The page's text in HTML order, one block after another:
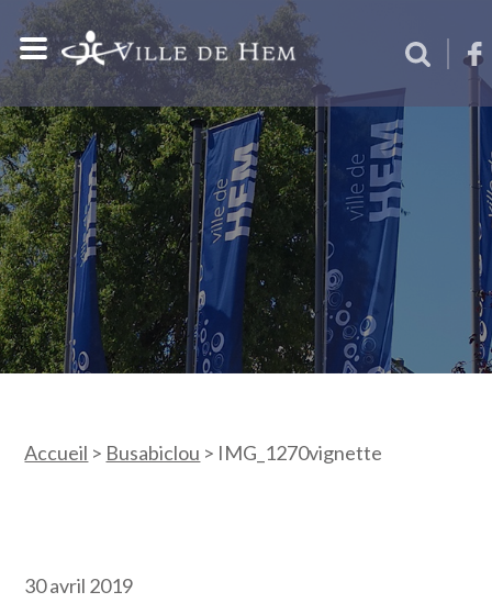
Accueil > Busabiclou > IMG_1270vignette
30 avril 2019